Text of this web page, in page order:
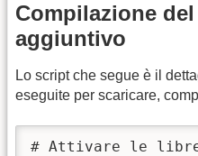
Compilazione
aggiuntivo
Lo script che segue è il
eseguite per scaricare,
# Attivare le